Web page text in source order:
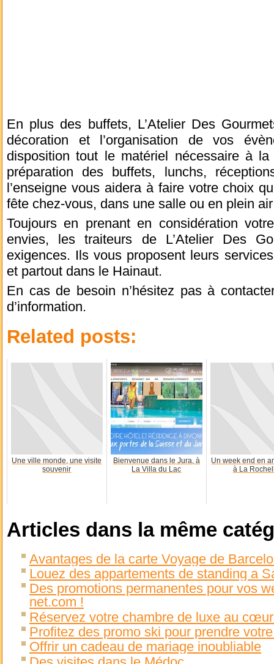
En plus des buffets, L’Atelier Des
décoration et l’organisation de vos
disposition tout le matériel nécessaire à
préparation des buffets, lunchs,
l’enseigne vous aidera à faire votre choix
fête chez-vous, dans une salle ou en plein
Toujours en prenant en considération
envies, les traiteurs de L’Atelier Des
exigences. Ils vous proposent leurs
et partout dans le Hainaut.
En cas de besoin n’hésitez pas à
d’information.
Related posts:
Une ville monde, une visite
souvenir
Bienvenue dans le Jura, à
La Villa du Lac
Un week end en
à La
Articles dans la même
Avantages de la carte Voyage de
Louez des appartements de standing a
Des promotions permanentes pour vos
net.com !
Réservez votre chambre de luxe au cœur
Profitez des promo ski pour prendre
Offrir un cadeau de mariage inoubliable